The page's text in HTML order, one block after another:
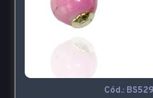
Cód.: